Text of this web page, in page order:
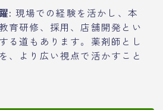
: 現場での経験を活かし、本
育研修、採用、店舗開発とい
る道もあります。薬剤師とし
、より広い視点で活かすこと